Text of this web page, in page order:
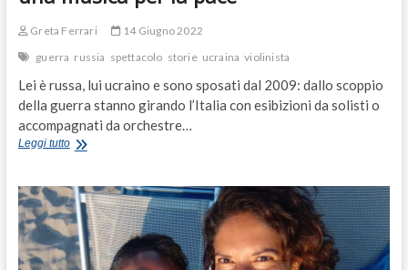
Greta Ferrari
14 Giugno 2022
guerra russia spettacolo storie ucraina violinista
Lei è russa, lui ucraino e sono sposati dal 2009: dallo scoppio
della guerra stanno girando l’Italia con esibizioni da solisti o
accompagnati da orchestre…
Leggi tuttoLei
ucraino:
“Dai
nostri
violini
una